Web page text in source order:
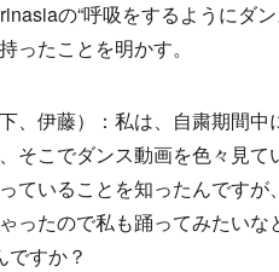
の“呼吸をするようにダ
ったことを明かす。
、伊藤）：私は、自粛期間
そこでダンス動画を色々見
ていることを知ったんです
ったので私も踊ってみたい
ですか？